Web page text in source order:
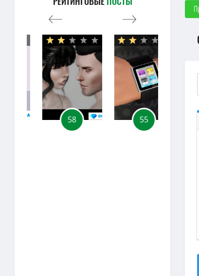
58 55